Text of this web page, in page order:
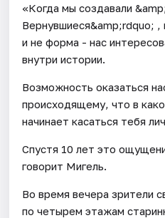
«Когда мы создавали
Вернувшиеся&amp;rdquo; ,
и не форма - нас
внутри истории.
Возможность оказаться
происходящему, что в
начинает касаться тебя
Спустя 10 лет это
говорит Мигель.
Во время вечера зрители
по четырем этажам